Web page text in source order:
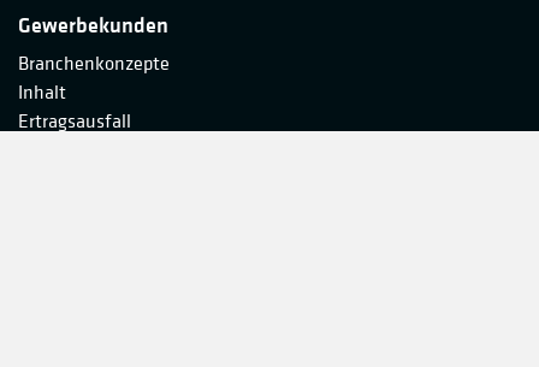
Gewerbekunden
Branchenkonzepte
Inhalt
Ertragsausfall